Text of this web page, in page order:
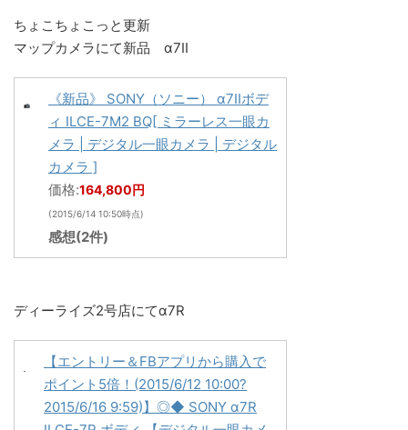
ちょこちょこっと更新
マップカメラにて新品 α7II
《新品》 SONY（ソニー） α7IIボデ
ィ ILCE-7M2 BQ[ ミラーレス一眼カ
メラ | デジタル一眼カメラ | デジタル
カメラ ]
価格:164,800円
(2015/6/14 10:50時点)
感想(2件)
ディーライズ2号店にてα7R
【エントリー＆FBアプリから購入で
ポイント5倍！(2015/6/12 10:00?
2015/6/16 9:59)】◎◆ SONY α7R